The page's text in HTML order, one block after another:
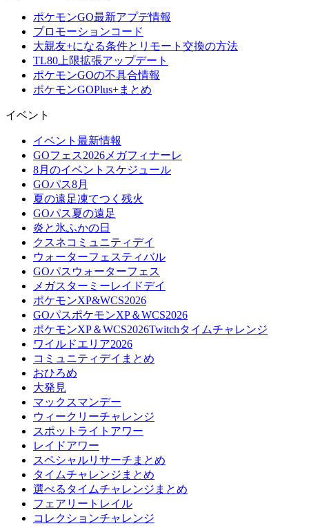
ポケモンGO最新アプデ情報
プロモーションコード
大親友+になる条件とリモート交換の方法
TL80上限拡張アップデート
ポケモンGOの不具合情報
ポケモンGOPlus+まとめ
イベント
イベント最新情報
GOフェス2026メガフィナーレ
8月のイベントスケジュール
GOパス8月
夏の遠足凍てつく残火
GOパス夏の遠足
炎と氷ふかの日
クスネコミュニティデイ
ウォーターフェスティバル
GOパスウォーターフェス
メガスターミーレイドデイ
ポケモンXP&WCS2026
GOパスポケモンXP＆WCS2026
ポケモンXP＆WCS2026Twitchタイムチャレンジ
ワイルドエリア2026
コミュニティデイまとめ
おひろめ
大発見
マックスマンデー
ウィークリーチャレンジ
スポットライトアワー
レイドアワー
スペシャルリサーチまとめ
タイムチャレンジまとめ
選べるタイムチャレンジまとめ
フェアリートレイル
コレクションチャレンジ